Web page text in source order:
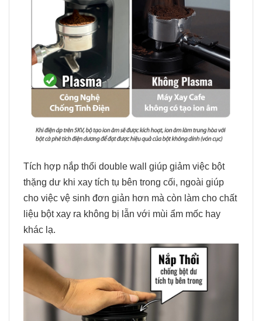
Tích hợp nắp thổi double wall giúp giảm việc bột
thặng dư khi xay tích tụ bên trong cối, ngoài giúp
cho việc vệ sinh đơn giản hơn mà còn làm cho chất
liệu bột xay ra không bị lẫn với mùi ẩm mốc hay
khác lạ.